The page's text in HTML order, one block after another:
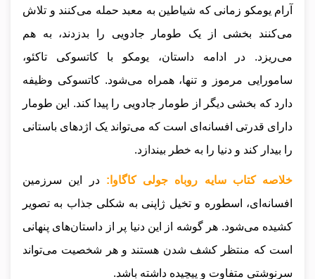
آرام یومکو زمانی که شیاطین به معبد حمله می‌کنند و تلاش
می‌کنند بخشی از یک طومار جادویی را بدزدند، به هم
می‌ریزد. در ادامه داستان، یومکو با کاتسوکی تاکئو،
سامورایی مرموز و تنها، همراه می‌شود. کاتسوکی وظیفه
دارد که بخشی دیگر از طومار جادویی را پیدا کند. این طومار
دارای قدرتی افسانه‌ای است که می‌تواند یک اژدهای باستانی
را بیدار کند و دنیا را به خطر بیندازد.
خلاصه کتاب سایه روباه جولی کاگاوا: در این سرزمین
افسانه‌ای، اسطوره و تخیل ژاپنی به شکلی جذاب به تصویر
کشیده می‌شود. هر گوشه از این دنیا پر از داستان‌های پنهانی
است که منتظر کشف شدن هستند و هر شخصیت می‌تواند
سرنوشتی متفاوت و پیچیده داشته باشد.